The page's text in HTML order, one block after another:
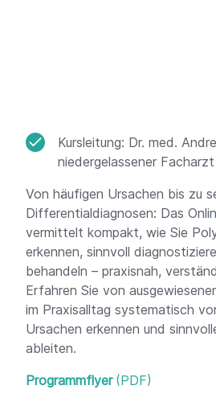
Kursleitung: Dr. med.
niedergelassener
Von häufigen Ursachen bis zu
Differentialdiagnosen: Das
vermittelt kompakt, wie Sie
erkennen, sinnvoll
behandeln – praxisnah,
Erfahren Sie von
im Praxisalltag systematisch
Ursachen erkennen und
ableiten.
Programmflyer